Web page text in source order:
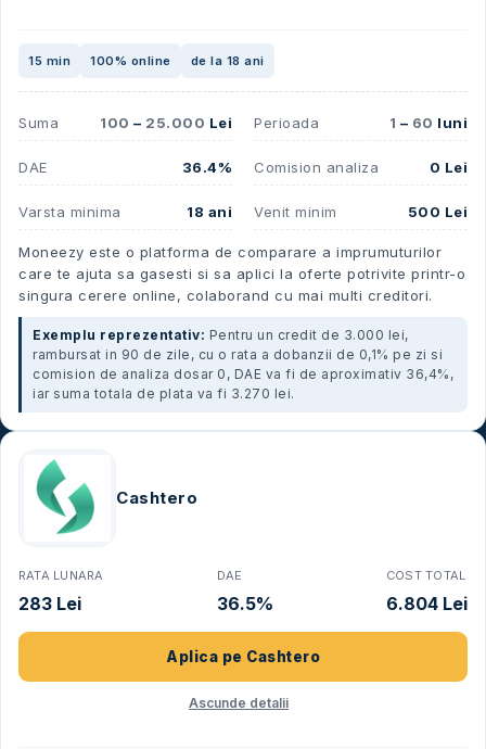
15 min 100% online de la 18 ani
Suma 100 – 25.000 Lei Perioada 1 – 60 luni
DAE 36.4% Comision analiza 0 Lei
Varsta minima 18 ani Venit minim 500 Lei
Moneezy este o platforma de comparare a imprumuturilor
care te ajuta sa gasesti si sa aplici la oferte potrivite printr-o
singura cerere online, colaborand cu mai multi creditori.
Exemplu reprezentativ: Pentru un credit de 3.000 lei,
rambursat in 90 de zile, cu o rata a dobanzii de 0,1% pe zi si
comision de analiza dosar 0, DAE va fi de aproximativ 36,4%,
iar suma totala de plata va fi 3.270 lei.
Cashtero
RATA LUNARA
283 Lei
DAE
36.5%
COST TOTAL
6.804 Lei
Aplica pe Cashtero
Ascunde detalii